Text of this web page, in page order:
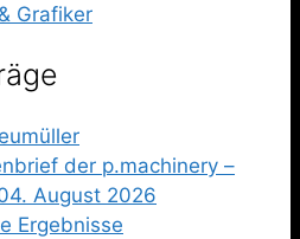
Grafiker
der p.machinery –
August 2026
Ergebnisse